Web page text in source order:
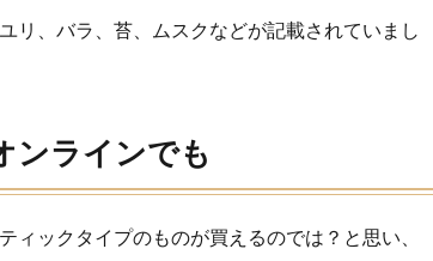
リ、バラ、苔、ムスクなどが記載されていまし
ンラインでも
ックタイプのものが買えるのでは？と思い、